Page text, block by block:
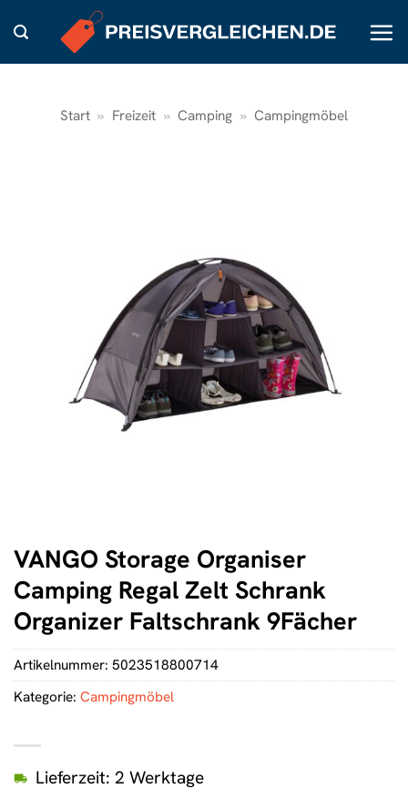
Inhalt
springen
Start » Freizeit » Camping » Campingmöbel
VANGO Storage Organiser
Camping Regal Zelt Schrank
Organizer Faltschrank 9Fächer
Lieferzeit: 2 Werktage
Artikelnummer: 5023518800714
Kategorie: Campingmöbel